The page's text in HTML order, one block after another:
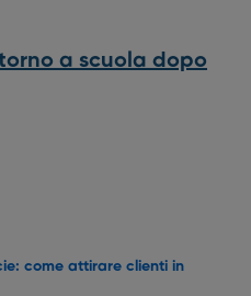
a scuola dopo
come attirare clienti in